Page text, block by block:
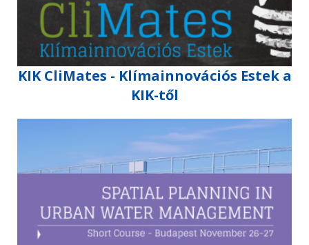
KIK CliMates - Klímainnovációs Estek a
KIK-től